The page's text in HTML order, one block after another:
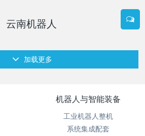
云南机器人
加载更多
机器人与智能装备
工业机器人整机
系统集成配套